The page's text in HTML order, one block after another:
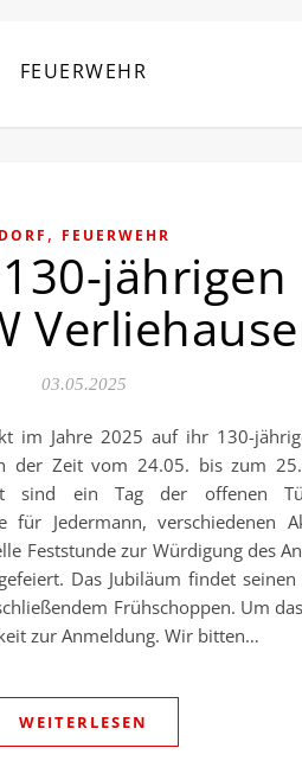
FEUERWEHR
DORF , FEUERWEHR
jährigen
03.05.2025
im Jahre 2025 auf ihr 130-
der Zeit vom 24.05. bis zum
sind ein Tag der offenen
für Jedermann, verschiedenen
Feststunde zur Würdigung des
Das Jubiläum findet seinen
Frühschoppen. Um
zur Anmeldung. Wir bitten…
WEITERLESEN